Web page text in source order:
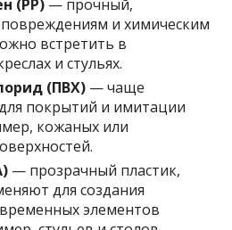
(PP) — прочный,
и химическим
встретить в
и стульях.
(ПВХ) — чаще
для покрытий и имитации
кожаных или
— прозрачный пластик,
для создания
элементов